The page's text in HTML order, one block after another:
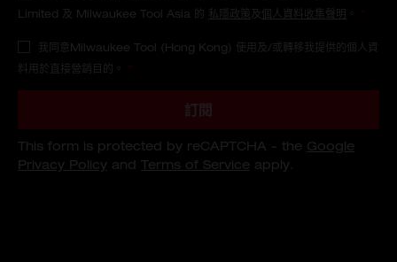
Limited 及 Milwaukee Tool Asia 的 私隱政策 及 個人資料收集聲明
我同意Milwaukee Tool (Hong Kong) 使用及/或轉移我提供的個人資
料用於直接營銷目的。
訂閱
This form is protected by reCAPTCHA - the Google
Privacy Policy and Terms of Service apply.